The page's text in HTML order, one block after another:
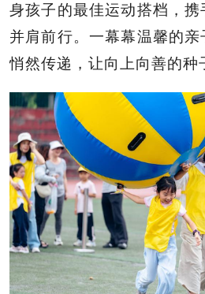
身孩子的最佳运动搭档，携
并肩前行。一幕幕温馨的
悄然传递，让向上向善的种